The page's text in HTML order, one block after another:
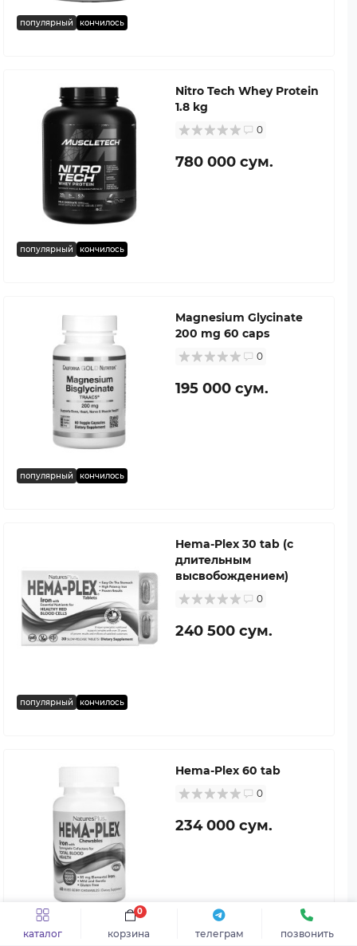
каталог телеграм позвонить
корзина
0
популярный кончилось
популярный кончилось
Nitro Tech Whey Protein
1.8 kg
0
780 000 сум.
популярный кончилось
Magnesium Glycinate
200 mg 60 caps
0
195 000 сум.
популярный кончилось
Hema-Plex 30 tab (с
длительным
высвобождением)
0
240 500 сум.
Hema-Plex 60 tab
0
234 000 сум.